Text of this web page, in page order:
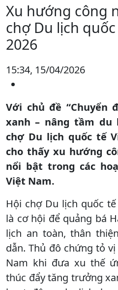
Xu hướng công
chợ Du lịch
2026
15:34, 15/04/2026
Với chủ đề “Chuyển
xanh – nâng tầm du
chợ Du lịch quốc tế
cho thấy xu hướng
nổi bật trong các
Việt Nam.
Hội chợ Du lịch quốc
là cơ hội để quảng bá
lịch an toàn, thân
dẫn. Thủ đô chứng tỏ
Nam khi đưa xu thế
thúc đẩy tăng trưởng